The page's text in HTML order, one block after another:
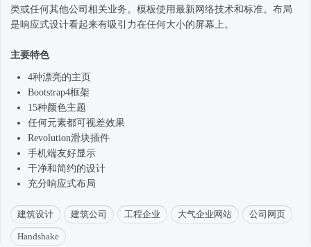
类或任何其他公司相关业务。模板使用最新网络技术和标准。布局
是响应式设计看起来有吸引力在任何大小的屏幕上。
主要特色
4种漂亮的主页
Bootstrap4框架
15种颜色主题
任何元素都可视差效果
Revolution滑块插件
手机端友好显示
干净和简约的设计
充分响应式布局
建筑设计 建筑公司 工程企业 大气企业网站 公司网页
Handshake